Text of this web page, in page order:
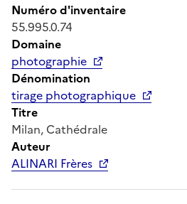
Numéro d'inventaire
55.995.0.74
Domaine
photographie
Dénomination
tirage photographique
Titre
Milan, Cathédrale
Auteur
ALINARI Frères